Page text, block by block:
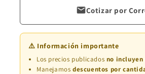
Cotizar por
⚠️ Información importante
Los precios publicados no incluyen
Manejamos descuentos por